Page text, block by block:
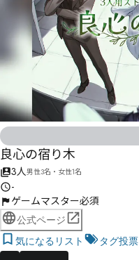
良心の宿り木
3人男性3名・女性1名
-
ゲームマスター必須
公式ページ
気になるリスト
タグ投票